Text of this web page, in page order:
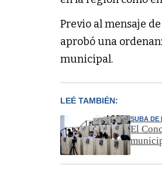
Previo al mensaje
aprobó una
municipal.
LEÉ TAMBIÉN:
SUBA DE
El